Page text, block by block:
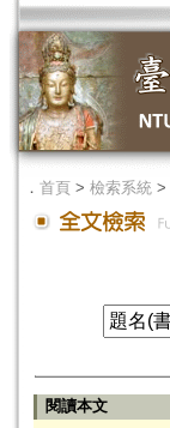
． 首頁 > 檢索系統 >
閱讀本文